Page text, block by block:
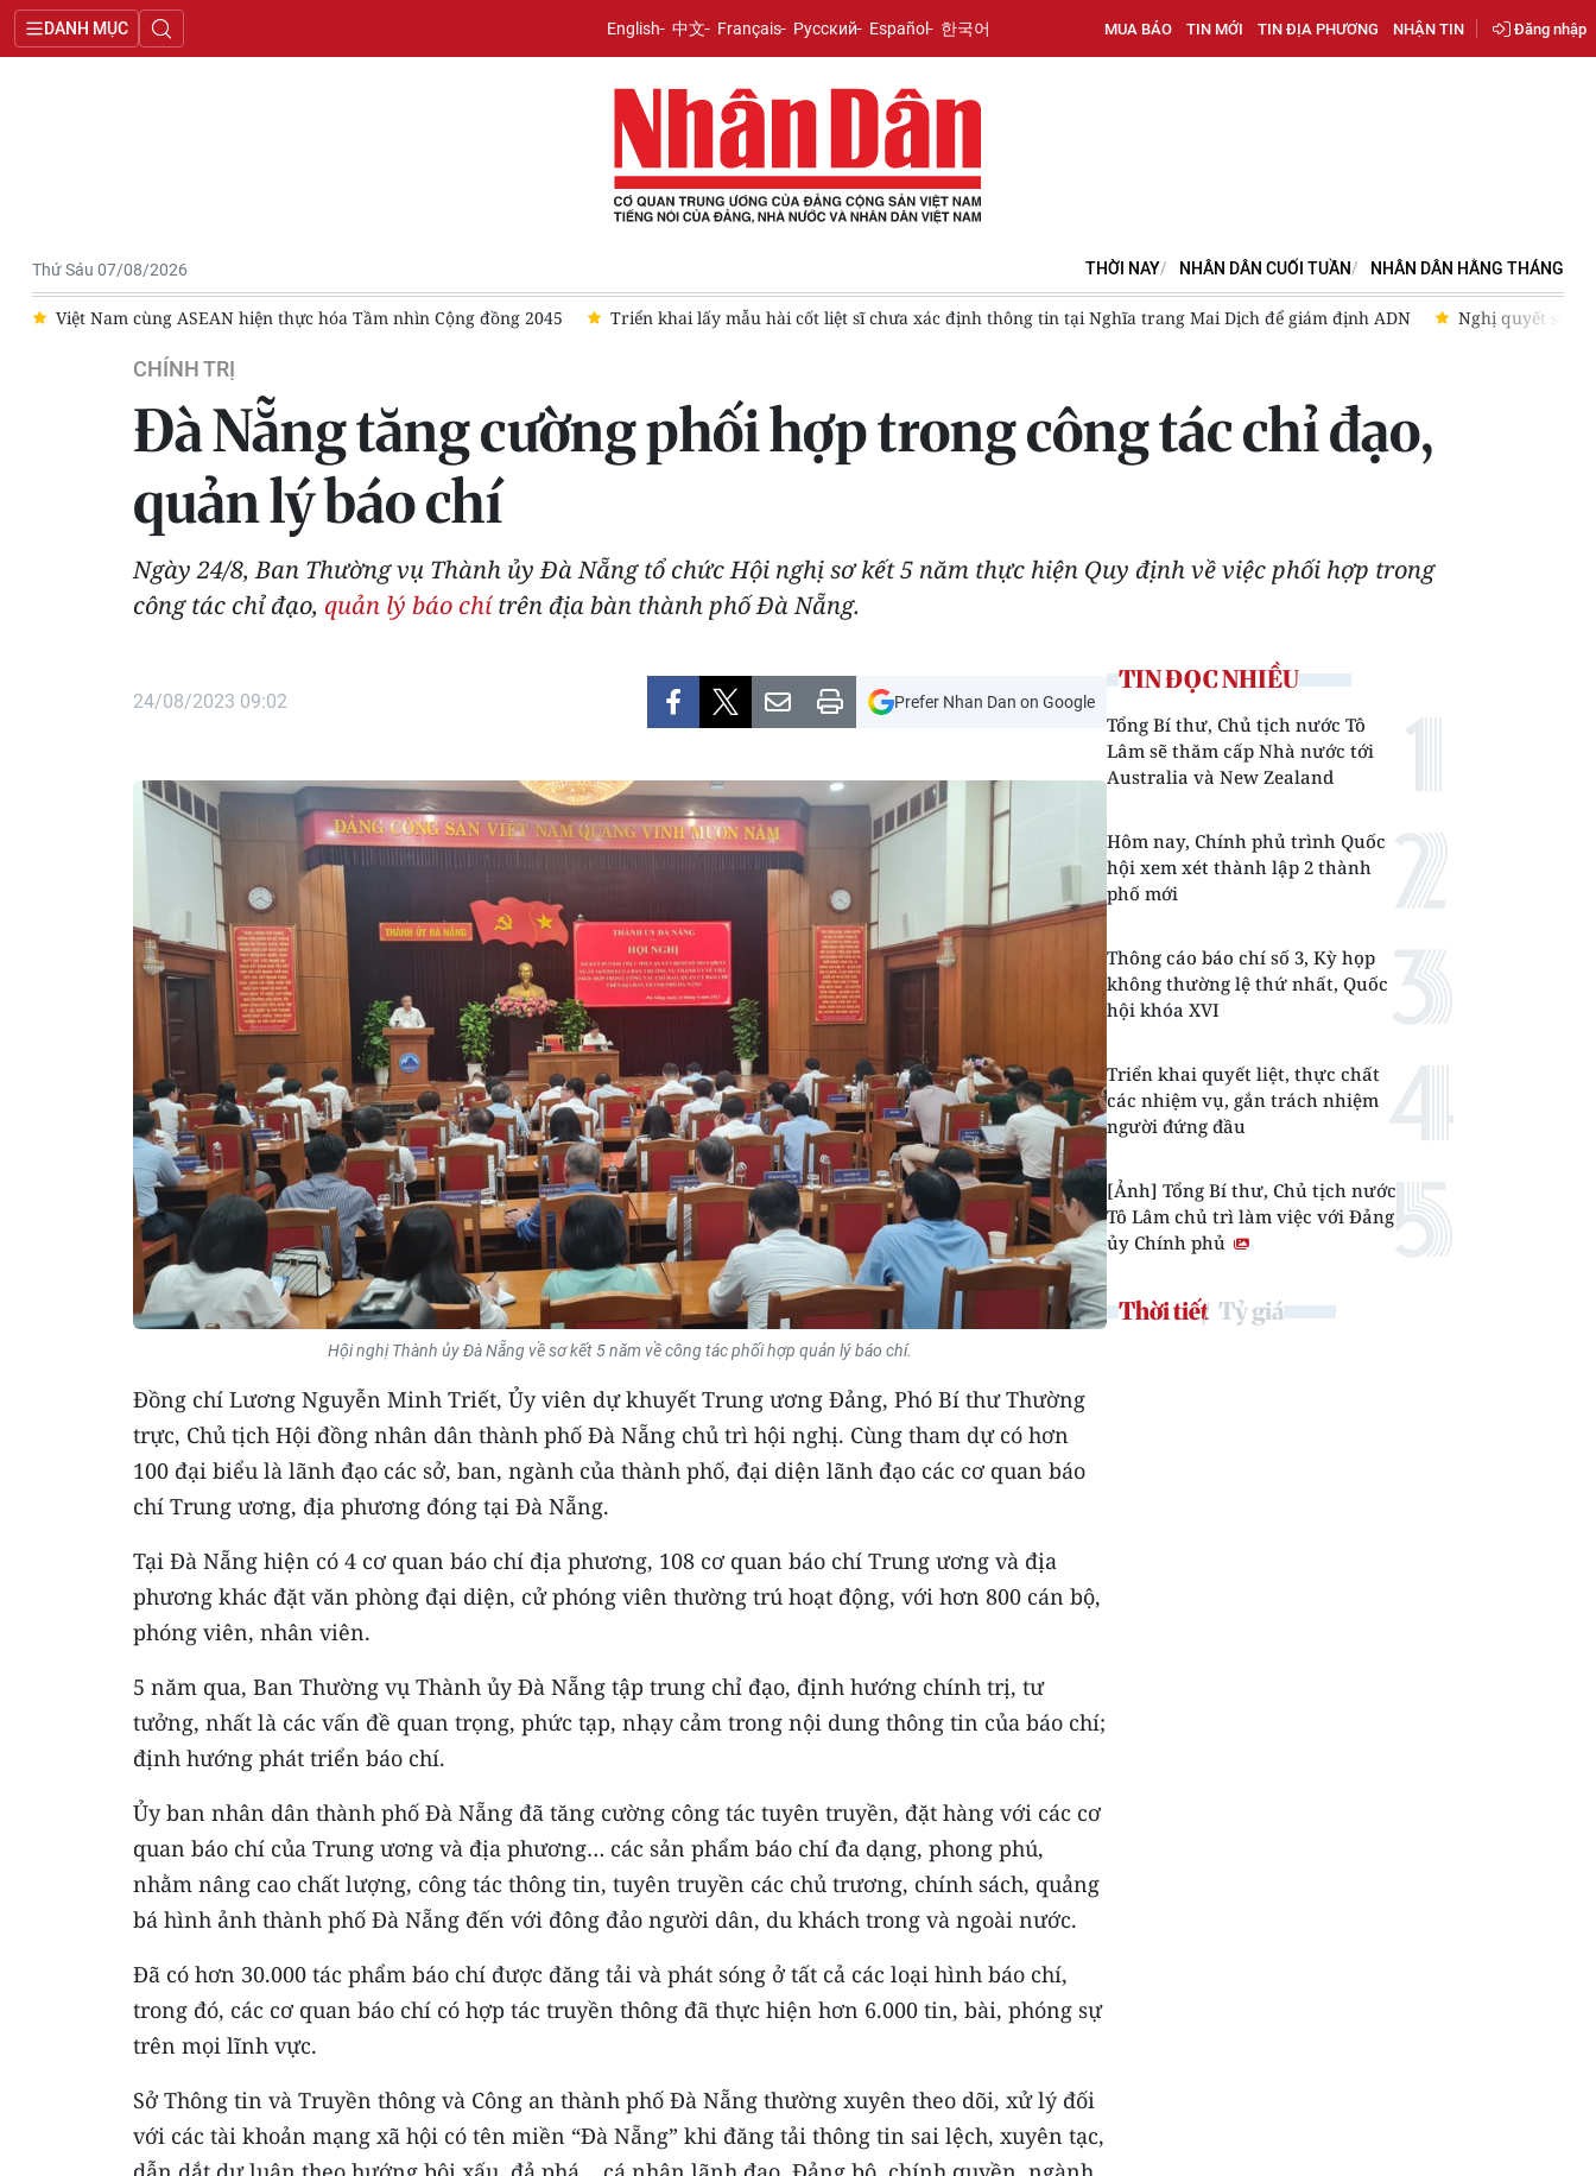
DANH MỤC English 中文 Français Русский Español 한국어 MUA BÁO TIN MỚI TIN ĐỊA PHƯƠNG NHẬN TIN Đăng nhập
Thứ Sáu 07/08/2026 THỜI NAY NHÂN DÂN CUỐI TUẦN NHÂN DÂN HẰNG THÁNG
hóa Tầm nhìn Cộng đồng 2045 Triển khai lấy mẫu hài cốt liệt sĩ chưa xác định thông tin tại Nghĩa trang Mai Dịch để giám định ADN Nghị quyết số 23-NQ/TW: Đánh dấu bước phát
CHÍNH TRỊ
Đà Nẵng tăng cường phối hợp trong công tác chỉ đạo,
quản lý báo chí
Ngày 24/8, Ban Thường vụ Thành ủy Đà Nẵng tổ chức Hội nghị sơ kết 5 năm thực hiện Quy định về việc phối hợp trong
công tác chỉ đạo, quản lý báo chítrên địa bàn thành phố Đà Nẵng.
24/08/2023 09:02 Prefer Nhan Dan on Google
Hội nghị Thành ủy Đà Nẵng về sơ kết 5 năm về công tác phối hợp quản lý báo chí.
Đồng chí Lương Nguyễn Minh Triết, Ủy viên dự khuyết Trung ương Đảng, Phó Bí thư Thường
trực, Chủ tịch Hội đồng nhân dân thành phố Đà Nẵng chủ trì hội nghị. Cùng tham dự có hơn
100 đại biểu là lãnh đạo các sở, ban, ngành của thành phố, đại diện lãnh đạo các cơ quan báo
chí Trung ương, địa phương đóng tại Đà Nẵng.
Tại Đà Nẵng hiện có 4 cơ quan báo chí địa phương, 108 cơ quan báo chí Trung ương và địa
phương khác đặt văn phòng đại diện, cử phóng viên thường trú hoạt động, với hơn 800 cán bộ,
phóng viên, nhân viên.
5 năm qua, Ban Thường vụ Thành ủy Đà Nẵng tập trung chỉ đạo, định hướng chính trị, tư
tưởng, nhất là các vấn đề quan trọng, phức tạp, nhạy cảm trong nội dung thông tin của báo chí;
định hướng phát triển báo chí.
Ủy ban nhân dân thành phố Đà Nẵng đã tăng cường công tác tuyên truyền, đặt hàng với các cơ
quan báo chí của Trung ương và địa phương… các sản phẩm báo chí đa dạng, phong phú,
nhằm nâng cao chất lượng, công tác thông tin, tuyên truyền các chủ trương, chính sách, quảng
bá hình ảnh thành phố Đà Nẵng đến với đông đảo người dân, du khách trong và ngoài nước.
Đã có hơn 30.000 tác phẩm báo chí được đăng tải và phát sóng ở tất cả các loại hình báo chí,
trong đó, các cơ quan báo chí có hợp tác truyền thông đã thực hiện hơn 6.000 tin, bài, phóng sự
trên mọi lĩnh vực.
Sở Thông tin và Truyền thông và Công an thành phố Đà Nẵng thường xuyên theo dõi, xử lý đối
với các tài khoản mạng xã hội có tên miền “Đà Nẵng” khi đăng tải thông tin sai lệch, xuyên tạc,
TIN ĐỌC NHIỀU
Tổng Bí thư, Chủ tịch nước Tô
Lâm sẽ thăm cấp Nhà nước tới
Australia và New Zealand
Hôm nay, Chính phủ trình Quốc
hội xem xét thành lập 2 thành
phố mới
Thông cáo báo chí số 3, Kỳ họp
không thường lệ thứ nhất, Quốc
hội khóa XVI
Triển khai quyết liệt, thực chất
các nhiệm vụ, gắn trách nhiệm
người đứng đầu
[Ảnh] Tổng Bí thư, Chủ tịch nước
Tô Lâm chủ trì làm việc với Đảng
ủy Chính phủ
Thời tiết Tỷ giá